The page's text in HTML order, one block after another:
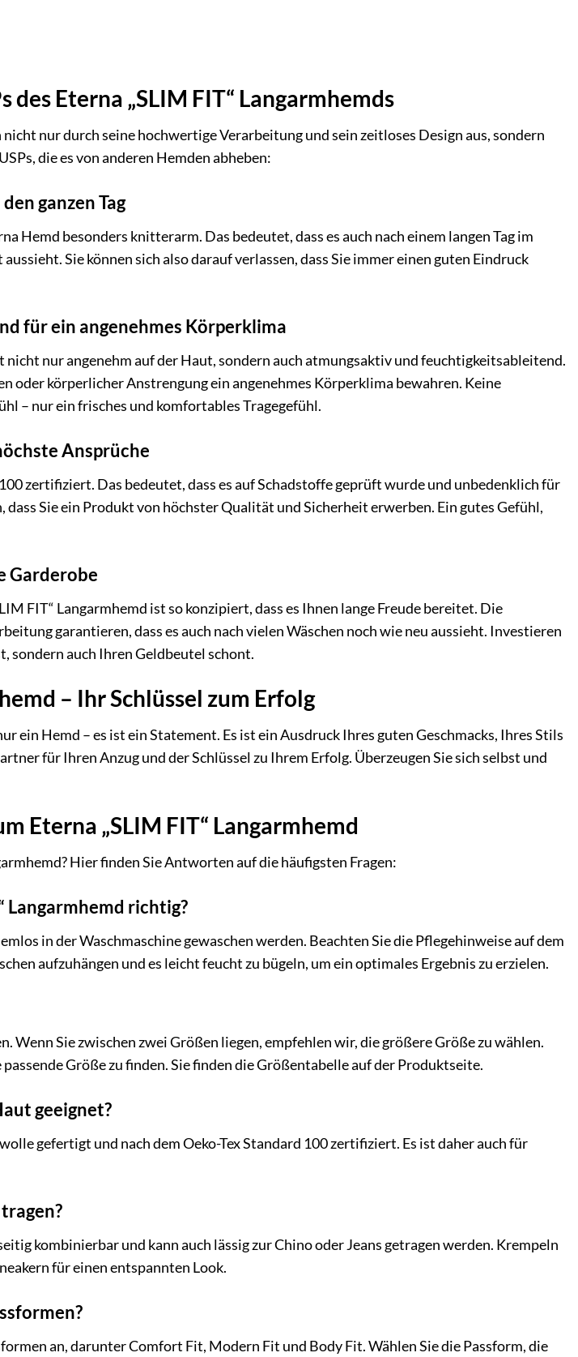
des Eterna „SLIM FIT“ Langarmhemds
nur durch seine hochwertige Verarbeitung und sein zeitloses Design aus, sondern
die es von anderen Hemden abheben:
ganzen Tag
Hemd besonders knitterarm. Das bedeutet, dass es auch nach einem langen Tag im
Sie können sich also darauf verlassen, dass Sie immer einen guten Eindruck
für ein angenehmes Körperklima
nur angenehm auf der Haut, sondern auch atmungsaktiv und feuchtigkeitsableitend.
oder körperlicher Anstrengung ein angenehmes Körperklima bewahren. Keine
– nur ein frisches und komfortables Tragegefühl.
Ansprüche
zertifiziert. Das bedeutet, dass es auf Schadstoffe geprüft wurde und unbedenklich für
dass Sie ein Produkt von höchster Qualität und Sicherheit erwerben. Ein gutes Gefühl,
Garderobe
FIT“ Langarmhemd ist so konzipiert, dass es Ihnen lange Freude bereitet. Die
garantieren, dass es auch nach vielen Wäschen noch wie neu aussieht. Investieren
sondern auch Ihren Geldbeutel schont.
– Ihr Schlüssel zum Erfolg
ein Hemd – es ist ein Statement. Es ist ein Ausdruck Ihres guten Geschmacks, Ihres Stils
für Ihren Anzug und der Schlüssel zu Ihrem Erfolg. Überzeugen Sie sich selbst und
Eterna „SLIM FIT“ Langarmhemd
Hier finden Sie Antworten auf die häufigsten Fragen:
Langarmhemd richtig?
in der Waschmaschine gewaschen werden. Beachten Sie die Pflegehinweise auf dem
aufzuhängen und es leicht feucht zu bügeln, um ein optimales Ergebnis zu erzielen.
Wenn Sie zwischen zwei Größen liegen, empfehlen wir, die größere Größe zu wählen.
Größe zu finden. Sie finden die Größentabelle auf der Produktseite.
geeignet?
gefertigt und nach dem Oeko-Tex Standard 100 zertifiziert. Es ist daher auch für
kombinierbar und kann auch lässig zur Chino oder Jeans getragen werden. Krempeln
für einen entspannten Look.
an, darunter Comfort Fit, Modern Fit und Body Fit. Wählen Sie die Passform, die